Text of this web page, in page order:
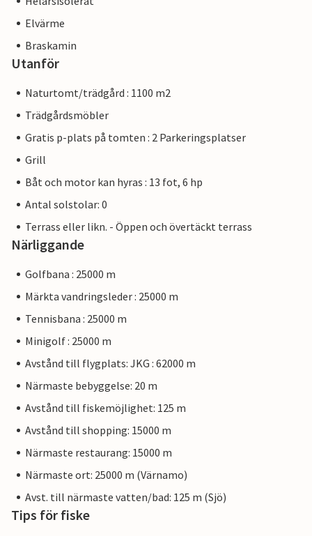
Elvärme
Braskamin
Utanför
Naturtomt/trädgård : 1100 m2
Trädgårdsmöbler
Gratis p-plats på tomten : 2 Parkeringsplatser
Grill
Båt och motor kan hyras : 13 fot, 6 hp
Antal solstolar: 0
Terrass eller likn. - Öppen och övertäckt terrass
Närliggande
Golfbana : 25000 m
Märkta vandringsleder : 25000 m
Tennisbana : 25000 m
Minigolf : 25000 m
Avstånd till flygplats: JKG : 62000 m
Närmaste bebyggelse: 20 m
Avstånd till fiskemöjlighet: 125 m
Avstånd till shopping: 15000 m
Närmaste restaurang: 15000 m
Närmaste ort: 25000 m (Värnamo)
Avst. till närmaste vatten/bad: 125 m (Sjö)
Tips för fiske